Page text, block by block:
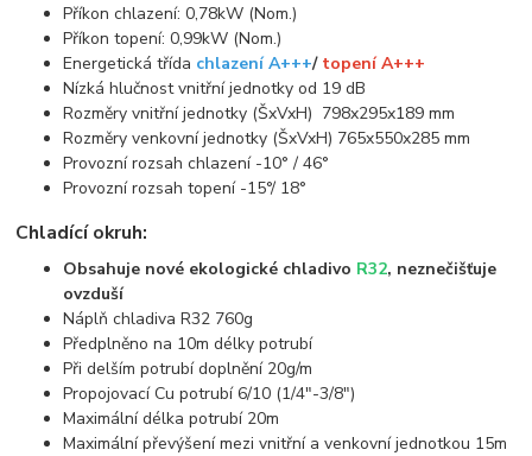
Příkon chlazení: 0,78kW (Nom.)
Příkon topení: 0,99kW (Nom.)
Energetická třída chlazení A+++/ topení A+++
Nízká hlučnost vnitřní jednotky od 19 dB
Rozměry vnitřní jednotky (ŠxVxH) 798x295x189 mm
Rozměry venkovní jednotky (ŠxVxH) 765x550x285 mm
Provozní rozsah chlazení -10° / 46°
Provozní rozsah topení -15°/ 18°
Chladící okruh:
Obsahuje nové ekologické chladivo R32, neznečišťuje
ovzduší
Náplň chladiva R32 760g
Předplněno na 10m délky potrubí
Při delším potrubí doplnění 20g/m
Propojovací Cu potrubí 6/10 (1/4"-3/8")
Maximální délka potrubí 20m
Maximální převýšení mezi vnitřní a venkovní jednotkou 15m